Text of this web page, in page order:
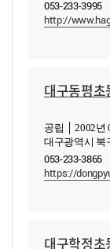
053-233-3995
http://
대구동평초
공립 │ 2002년
대구광역시 북
053-233-3865
https://
대구학정초